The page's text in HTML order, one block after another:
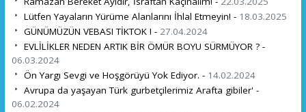
Lütfen Yayaların Yürüme Alanlarını İhlal Etmeyin! - 18.03.2025
GÜNÜMÜZÜN VEBASI TİKTOK ! - 27.04.2024
EVLİLİKLER NEDEN ARTIK BİR ÖMÜR BOYU SÜRMÜYOR ? -
06.03.2024
Ön Yargı Sevgi ve Hoşgörüyü Yok Ediyor. - 14.02.2024
Avrupa da yaşayan Türk gurbetçilerimiz Arafta gibiler' -
06.02.2024